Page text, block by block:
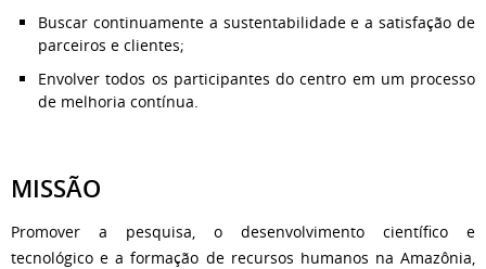
Buscar continuamente a sustentabilidade e a satisfação de
parceiros e clientes;
Envolver todos os participantes do centro em um processo
de melhoria contínua.
MISSÃO
Promover a pesquisa, o desenvolvimento científico e
tecnológico e a formação de recursos humanos na Amazônia,